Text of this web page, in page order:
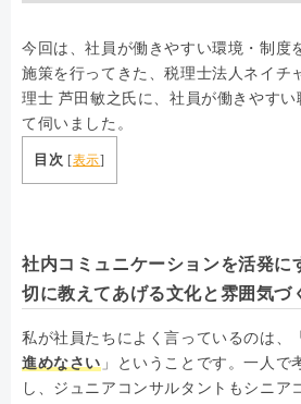
今回は、社員が働きやすい環境・制度
施策を行ってきた、税理士法人ネイチ
理士 芦田敏之氏に、社員が働きやす
て伺いました。
目次 [表示]
社内コミュニケーションを活発に
切に教えてあげる文化と雰囲気づ
私が社員たちによく言っているのは、「
進めなさい 」ということです。一人で
し、ジュニアコンサルタントもシニア